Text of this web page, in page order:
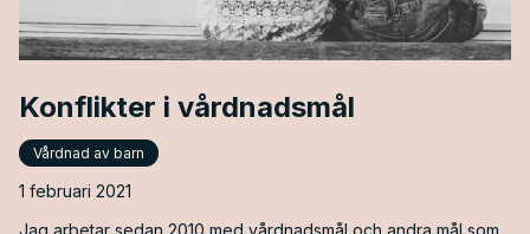
Konflikter i vårdnadsmål
Vårdnad av barn
1 februari 2021
Jag arbetar sedan 2010 med vårdnadsmål och andra mål som